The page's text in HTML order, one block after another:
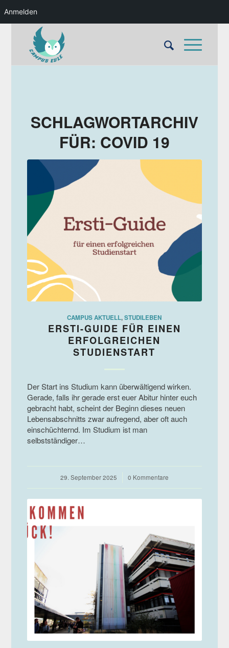
Anmelden
SCHLAGWORTARCHIV
FÜR: COVID 19
CAMPUS AKTUELL,STUDILEBEN
ERSTI-GUIDE FÜR EINEN
ERFOLGREICHEN
STUDIENSTART
Der Start ins Studium kann überwältigend wirken.
Gerade, falls ihr gerade erst euer Abitur hinter euch
gebracht habt, scheint der Beginn dieses neuen
Lebensabschnitts zwar aufregend, aber oft auch
einschüchternd. Im Studium ist man
selbstständiger…
29. September 2025
/ 0 Kommentare